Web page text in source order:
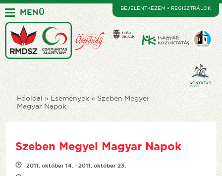
MENÜ BEJELENTKEZEM • REGISZTRÁLOK
Főoldal Események
Szeben Megyei
Magyar Napok
Szeben Megyei Magyar Napok
2011. október 14. - 2011. október 23.